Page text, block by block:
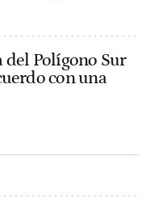
Polígono Sur
con una